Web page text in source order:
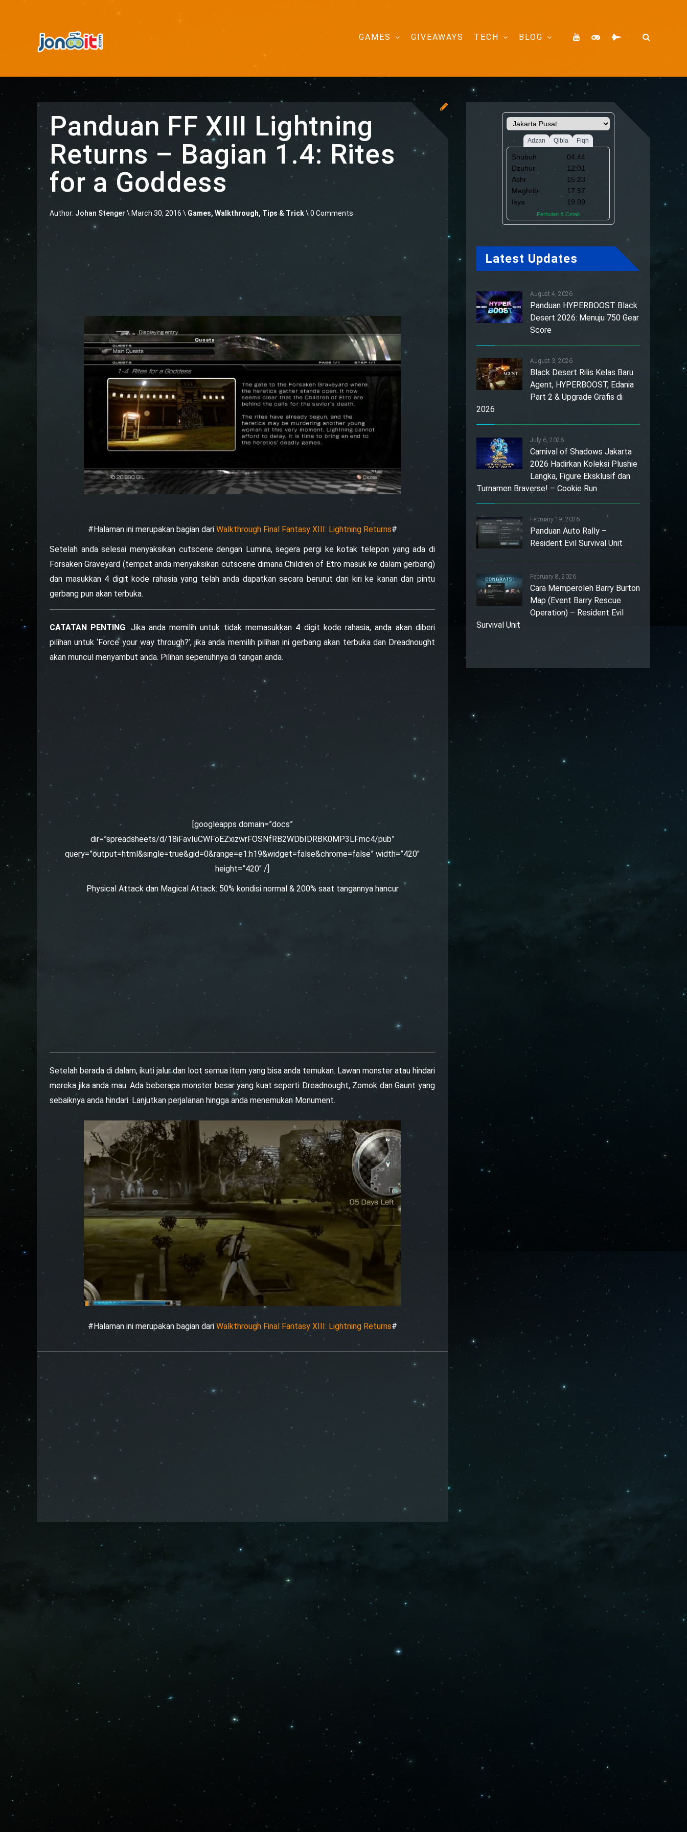
GAMES GIVEAWAYS TECH BLOG
Panduan FF XIII Lightning
Returns – Bagian 1.4: Rites
for a Goddess
Author: Johan Stenger \ March 30, 2016 \ Games, Walkthrough, Tips & Trick\ 0 Comments
#Halaman ini merupakan bagian dari Walkthrough Final Fantasy XIII: Lightning Returns#
Setelah anda selesai menyaksikan cutscene dengan Lumina, segera pergi ke kotak telepon yang ada di
Forsaken Graveyard (tempat anda menyaksikan cutscene dimana Children of Etro masuk ke dalam gerbang)
dan masukkan 4 digit kode rahasia yang telah anda dapatkan secara berurut dari kiri ke kanan dan pintu
gerbang pun akan terbuka.
CATATAN PENTING: Jika anda memilih untuk tidak memasukkan 4 digit kode rahasia, anda akan diberi
pilihan untuk ‘Force your way through?’, jika anda memilih pilihan ini gerbang akan terbuka dan Dreadnought
akan muncul menyambut anda. Pilihan sepenuhnya di tangan anda.
[googleapps domain=”docs”
dir=”spreadsheets/d/18iFavIuCWFoEZxizwrFOSNfRB2WDbIDRBK0MP3LFmc4/pub”
query=”output=html&single=true&gid=0&range=e1:h19&widget=false&chrome=false” width=”420″
height=”420″ /]
Physical Attack dan Magical Attack: 50% kondisi normal & 200% saat tangannya hancur
Setelah berada di dalam, ikuti jalur dan loot semua item yang bisa anda temukan. Lawan monster atau hindari
mereka jika anda mau. Ada beberapa monster besar yang kuat seperti Dreadnought, Zomok dan Gaunt yang
sebaiknya anda hindari. Lanjutkan perjalanan hingga anda menemukan Monument.
#Halaman ini merupakan bagian dari Walkthrough Final Fantasy XIII: Lightning Returns#
Latest Updates
August 4, 2026
Panduan HYPERBOOST Black
Desert 2026: Menuju 750 Gear
Score
August 3, 2026
Black Desert Rilis Kelas Baru
Agent, HYPERBOOST, Edania
Part 2 & Upgrade Grafis di
2026
July 6, 2026
Carnival of Shadows Jakarta
2026 Hadirkan Koleksi Plushie
Langka, Figure Eksklusif dan
Turnamen Braverse! – Cookie Run
February 19, 2026
Panduan Auto Rally –
Resident Evil Survival Unit
February 8, 2026
Cara Memperoleh Barry Burton
Map (Event Barry Rescue
Operation) – Resident Evil
Survival Unit